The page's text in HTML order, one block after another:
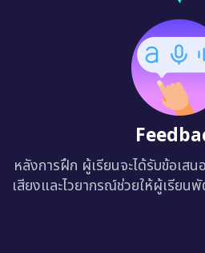
หลังการฝึก ผู้เรียนจะได้รับข้อเส
เสียงและไวยากรณ์ช่วยให้ผู้เรียน